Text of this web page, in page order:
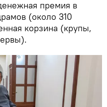
премия в
(около 310
корзина (крупы,